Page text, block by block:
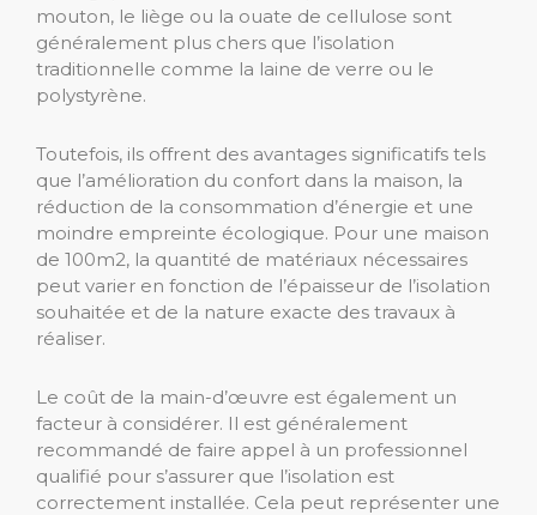
mouton, le liège ou la ouate de cellulose sont
généralement plus chers que l’isolation
traditionnelle comme la laine de verre ou le
polystyrène.
Toutefois, ils offrent des avantages significatifs tels
que l’amélioration du confort dans la maison, la
réduction de la consommation d’énergie et une
moindre empreinte écologique. Pour une maison
de 100m2, la quantité de matériaux nécessaires
peut varier en fonction de l’épaisseur de l’isolation
souhaitée et de la nature exacte des travaux à
réaliser.
Le coût de la main-d’œuvre est également un
facteur à considérer. Il est généralement
recommandé de faire appel à un professionnel
qualifié pour s’assurer que l’isolation est
correctement installée. Cela peut représenter une